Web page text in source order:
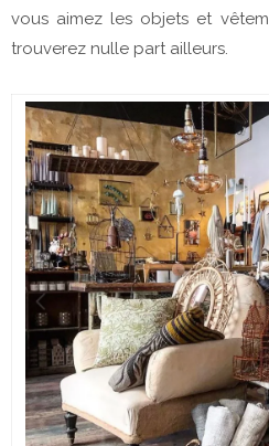
vous aimez les objets et
trouverez nulle part ailleurs.